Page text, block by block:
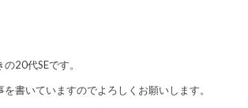
20代SEです。
書いていますのでよろしくお願いします。